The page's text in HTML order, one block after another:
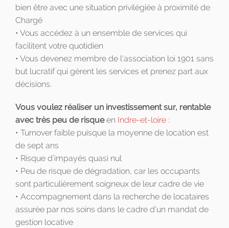
bien être avec une situation privilégiée à proximité de
Chargé
• Vous accédez à un ensemble de services qui
facilitent votre quotidien
• Vous devenez membre de l'association loi 1901 sans
but lucratif qui gèrent les services et prenez part aux
décisions.
Vous voulez réaliser un investissement sur, rentable
avec très peu de risqueen Indre-et-loire :
• Turnover faible puisque la moyenne de location est
de sept ans
• Risque d’impayés quasi nul
• Peu de risque de dégradation, car les occupants
sont particulièrement soigneux de leur cadre de vie
• Accompagnement dans la recherche de locataires
assurée par nos soins dans le cadre d'un mandat de
gestion locative